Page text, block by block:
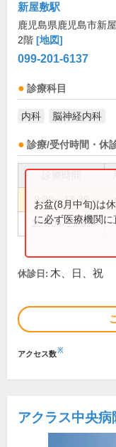
新屋敷駅
鹿児島県鹿児島市新
2階 [地図]
099-201-6137
診療科目
内科 脳神経内科
診療/受付時間・休
9:00～13:30
15:00～19:00
お盆(8月中旬)は
に必ず医療機関に
休診日: 木、日、祝
アクセス数※
アクラス中央病